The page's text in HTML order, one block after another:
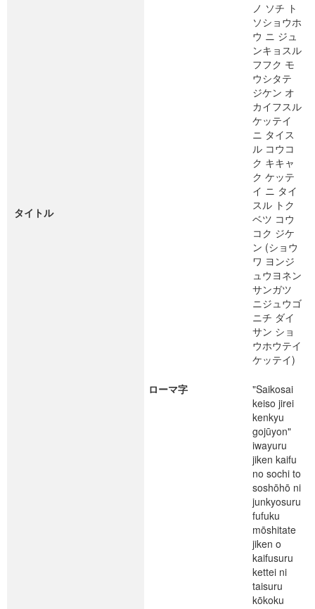
タイトル
ノ ソチ ト
ソショウホ
ウ ニ ジュ
ンキョスル
フフク モ
ウシタテ
ジケン オ
カイフスル
ケッテイ
ニ タイス
ル コウコ
ク キキャ
ク ケッテ
イ ニ タイ
スル トク
ベツ コウ
コク ジケ
ン (ショウ
ワ ヨンジ
ュウヨネン
サンガツ
ニジュウゴ
ニチ ダイ
サン ショ
ウホウテイ
ケッテイ)
ローマ字
"Saikosai
keiso jirei
kenkyu
gojūyon"
iwayuru
jiken kaifu
no sochi to
soshōhō ni
junkyosuru
fufuku
mōshitate
jiken o
kaifusuru
kettei ni
taisuru
kōkoku